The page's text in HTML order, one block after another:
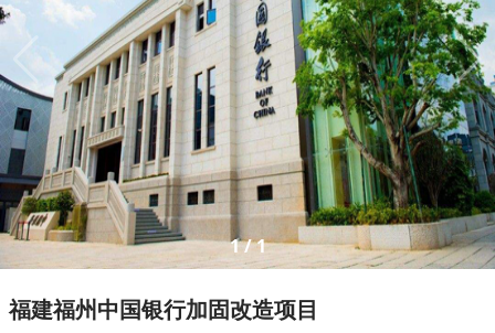
粘钢加固系统
预应力系统
植筋锚固系统
砼修复系统
桥梁支座系统
水泥基系统
1/1
福建福州中国银行加固改造项目